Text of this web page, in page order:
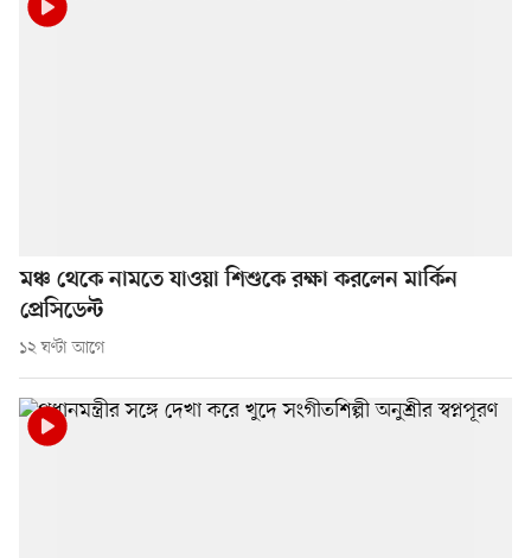
মঞ্চ থেকে নামতে যাওয়া শিশুকে রক্ষা করলেন মার্কিন
প্রেসিডেন্ট
১২ ঘণ্টা আগে